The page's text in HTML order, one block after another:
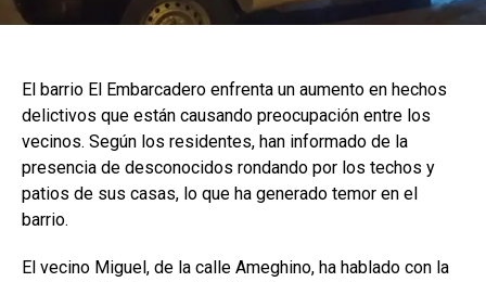
El barrio El Embarcadero enfrenta un aumento en hechos
delictivos que están causando preocupación entre los
vecinos. Según los residentes, han informado de la
presencia de desconocidos rondando por los techos y
patios de sus casas, lo que ha generado temor en el
barrio.
El vecino Miguel, de la calle Ameghino, ha hablado con la